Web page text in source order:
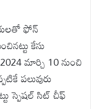
ఫోన్
కేసు
మార్చి 10 నుంచి
పలువురు
స్పెషల్ సిట్ చీఫ్